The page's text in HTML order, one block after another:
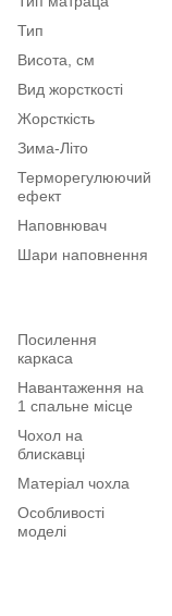
Тип
Висота, см
Вид жорсткості
Жорсткість
Зима-Літо
Терморегулюючий
ефект
Наповнювач
Шари наповнення
Посилення
каркаса
Навантаження на
1 спальне місце
Чохол на
блискавці
Матеріал чохла
Особливості
моделі